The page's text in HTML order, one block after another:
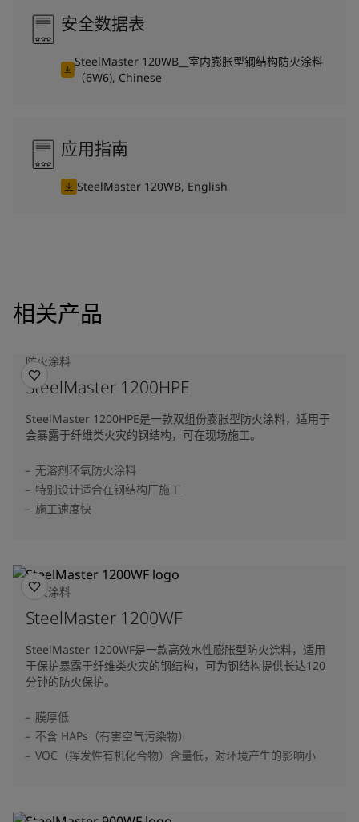
安全数据表
SteelMaster 120WB__室内膨胀型钢结构防火涂料
（6W6), Chinese
应用指南
SteelMaster 120WB, English
相关产品
防火涂料
SteelMaster 1200HPE
SteelMaster 1200HPE是一款双组份膨胀型防火涂料，适用于
会暴露于纤维类火灾的钢结构，可在现场施工。
无溶剂环氧防火涂料
特别设计适合在钢结构厂施工
施工速度快
防火涂料
SteelMaster 1200WF
SteelMaster 1200WF是一款高效水性膨胀型防火涂料，适用
于保护暴露于纤维类火灾的钢结构，可为钢结构提供长达120
分钟的防火保护。
膜厚低
不含 HAPs（有害空气污染物）
VOC（挥发性有机化合物）含量低，对环境产生的影响小